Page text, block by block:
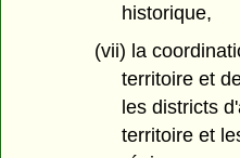
historique,
(vii) la
territoire et
les districts
territoire et